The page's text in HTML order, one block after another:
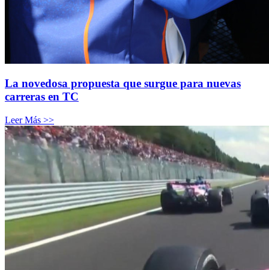
La novedosa propuesta que surgue para nuevas
carreras en TC
Leer Más >>